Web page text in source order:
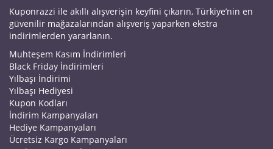
Kuponrazzi ile akıllı alışverişin keyfini çıkarın, Türkiye’nin en
güvenilir mağazalarından alışveriş yaparken ekstra
indirimlerden yararlanın.
Muhteşem Kasım İndirimleri
Black Friday İndirimleri
Yılbaşı İndirimi
Yılbaşı Hediyesi
Kupon Kodları
İndirim Kampanyaları
Hediye Kampanyaları
Ücretsiz Kargo Kampanyaları